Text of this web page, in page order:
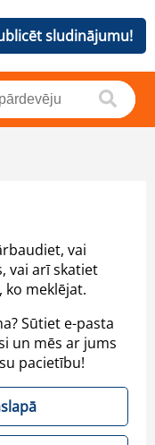
sludinājumu!
vai
vai arī skatiet
meklējat.
Sūtiet e-pasta
un mēs ar jums
pacietību!